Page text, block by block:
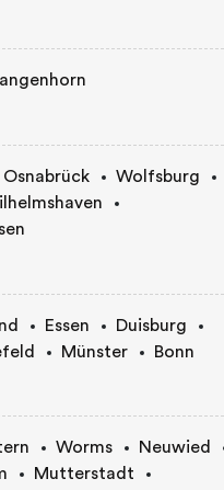
Osnabrück
Wolfsburg
Essen
Duisburg
Münster Bonn
Worms
Neuwied
Mutterstadt